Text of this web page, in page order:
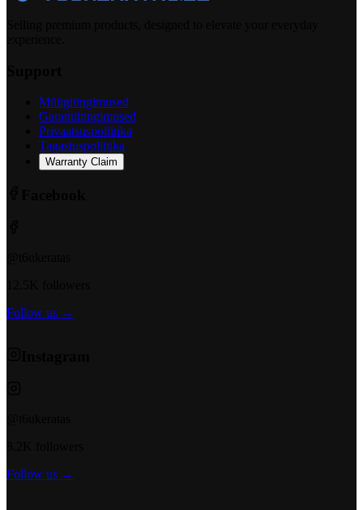
Müügitingimused
Garantiitingimused
Privaatsuspoliitika
Tagastuspoliitika
Warranty Claim
Follow us →
Follow us →